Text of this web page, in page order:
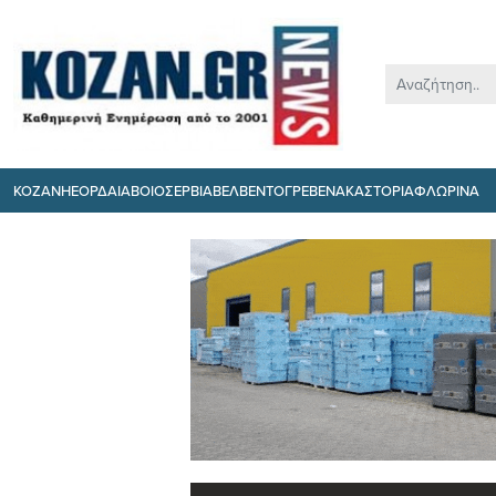
ΚΟΖΑΝΗΕΟΡΔΑΙΑΒΟΙΟΣΕΡΒΙΑΒΕΛΒΕΝΤΟΓΡΕΒΕΝΑΚΑΣΤΟΡΙΑΦΛΩΡΙΝΑ